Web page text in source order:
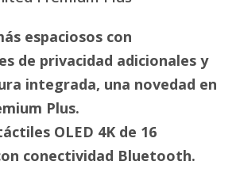
espaciosos con
de privacidad adicionales y
integrada, una novedad en
Plus.
OLED 4K de 16
conectividad Bluetooth.